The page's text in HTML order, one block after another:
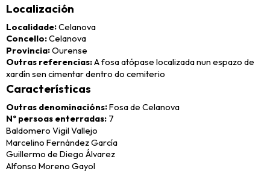
Localización
Localidade Celanova
Concello Celanova
Provincia Ourense
Outras referencias A fosa atópase localizada nun espazo de
xardín sen cimentar dentro do cemiterio
Características
Outras denominacións Fosa de Celanova
Nº persoas enterradas 7
Baldomero Vigil Vallejo
Marcelino Fernández García
Guillermo de Diego Álvarez
Alfonso Moreno Gayol